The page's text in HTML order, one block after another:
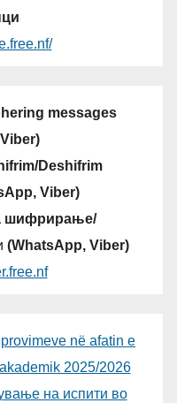
messages
Deshifrim
Viber)
шифрирање/
(WhatsApp, Viber)
në afatin e
2025/2026
на испити во